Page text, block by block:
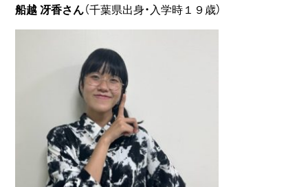
船越 冴香さん（千葉県出身・入学時１９歳）